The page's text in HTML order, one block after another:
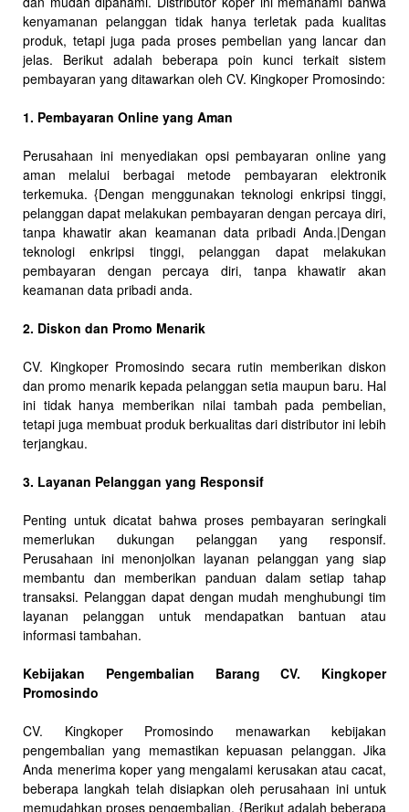
kenyamanan pelanggan tidak hanya terletak pada kualitas
produk, tetapi juga pada proses pembelian yang lancar dan
jelas. Berikut adalah beberapa poin kunci terkait sistem
pembayaran yang ditawarkan oleh CV. Kingkoper Promosindo:
1. Pembayaran Online yang Aman
Perusahaan ini menyediakan opsi pembayaran online yang
aman melalui berbagai metode pembayaran elektronik
terkemuka. {Dengan menggunakan teknologi enkripsi tinggi,
pelanggan dapat melakukan pembayaran dengan percaya diri,
tanpa khawatir akan keamanan data pribadi Anda.|Dengan
teknologi enkripsi tinggi, pelanggan dapat melakukan
pembayaran dengan percaya diri, tanpa khawatir akan
keamanan data pribadi anda.
2. Diskon dan Promo Menarik
CV. Kingkoper Promosindo secara rutin memberikan diskon
dan promo menarik kepada pelanggan setia maupun baru. Hal
ini tidak hanya memberikan nilai tambah pada pembelian,
tetapi juga membuat produk berkualitas dari distributor ini lebih
terjangkau.
3. Layanan Pelanggan yang Responsif
Penting untuk dicatat bahwa proses pembayaran seringkali
memerlukan dukungan pelanggan yang responsif.
Perusahaan ini menonjolkan layanan pelanggan yang siap
membantu dan memberikan panduan dalam setiap tahap
transaksi. Pelanggan dapat dengan mudah menghubungi tim
layanan pelanggan untuk mendapatkan bantuan atau
informasi tambahan.
Kebijakan Pengembalian Barang CV. Kingkoper
Promosindo
CV. Kingkoper Promosindo menawarkan kebijakan
pengembalian yang memastikan kepuasan pelanggan. Jika
Anda menerima koper yang mengalami kerusakan atau cacat,
beberapa langkah telah disiapkan oleh perusahaan ini untuk
memudahkan proses pengembalian. {Berikut adalah beberapa